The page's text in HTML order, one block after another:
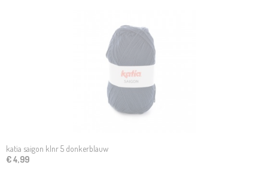
katia saigon klnr 5 donkerblauw
€ 4,99